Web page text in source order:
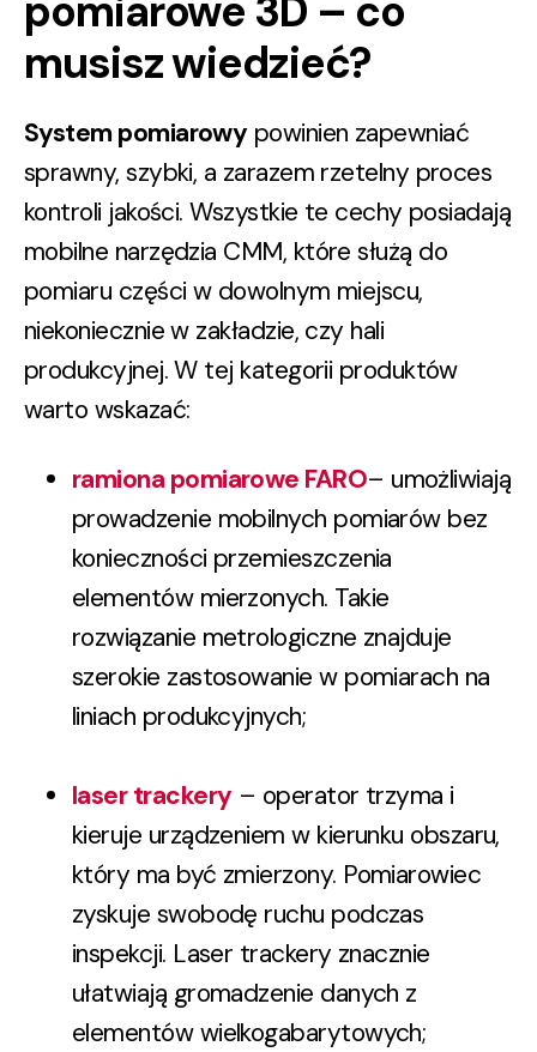
musisz wiedzieć?
System pomiarowy powinien zapewniać
sprawny, szybki, a zarazem rzetelny proces
kontroli jakości. Wszystkie te cechy posiadają
mobilne narzędzia CMM, które służą do
pomiaru części w dowolnym miejscu,
niekoniecznie w zakładzie, czy hali
produkcyjnej. W tej kategorii produktów
warto wskazać:
ramiona pomiarowe FARO– umożliwiają
prowadzenie mobilnych pomiarów bez
konieczności przemieszczenia
elementów mierzonych. Takie
rozwiązanie metrolo­giczne znajduje
szerokie zastosowanie w pomiarach na
liniach produkcyjnych;
laser trackery – operator trzyma i
kieruje urządzeniem w kierunku obszaru,
który ma być zmierzony. Pomiarowiec
zyskuje swobodę ruchu podczas
inspekcji. Laser trackery znacznie
ułatwiają gromadzenie danych z
elementów wielkogabarytowych;